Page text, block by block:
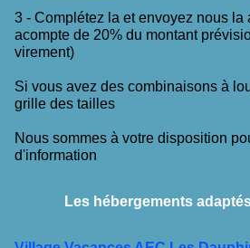
3 - Complétez la et envoyez nous la
acompte de 20% du montant
virement)
Si vous avez des combinaisons à
grille des tailles
Nous sommes à votre disposition
d'information
Les hébergements